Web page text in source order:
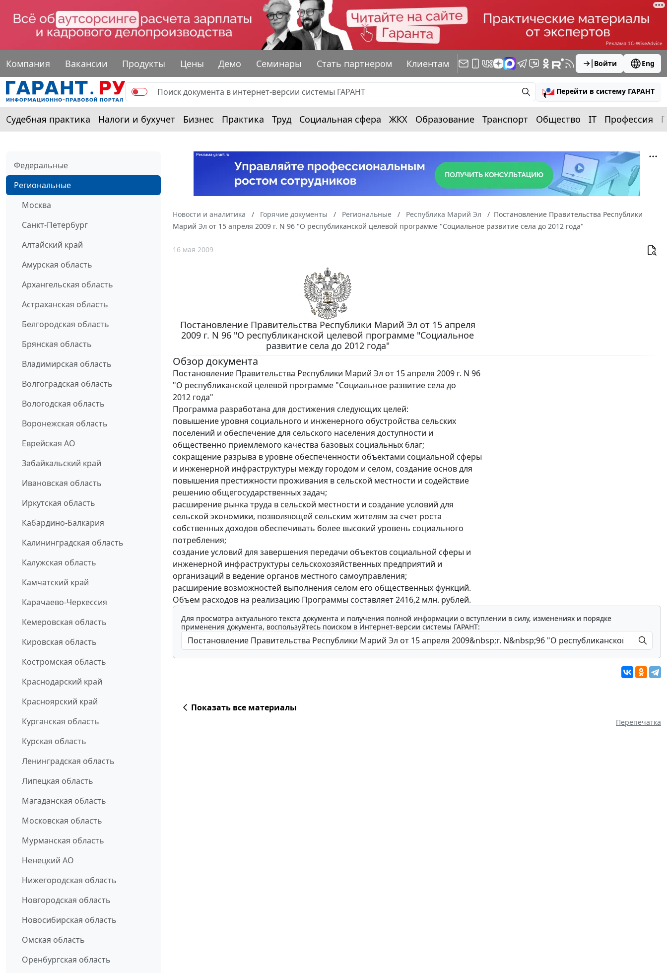
Компания Вакансии Продукты Цены Демо Семинары Стать партнером Клиентам Войти Eng
Перейти в систему ГАРАНТ
Судебная практика Налоги и бухучет Бизнес Практика Труд Социальная сфера ЖКХ Образование Транспорт Общество IT Профессия
Федеральные
Региональные
Москва
Санкт-Петербург
Алтайский край
Амурская область
Архангельская область
Астраханская область
Белгородская область
Брянская область
Владимирская область
Волгоградская область
Вологодская область
Воронежская область
Еврейская АО
Забайкальский край
Ивановская область
Иркутская область
Кабардино-Балкария
Калининградская область
Калужская область
Камчатский край
Карачаево-Черкессия
Кемеровская область
Кировская область
Костромская область
Краснодарский край
Красноярский край
Курганская область
Курская область
Ленинградская область
Липецкая область
Магаданская область
Московская область
Мурманская область
Ненецкий АО
Нижегородская область
Новгородская область
Новосибирская область
Омская область
Оренбургская область
Новости и аналитика Горячие документы Региональные Республика Марий Эл
Постановление Правительства Республики
Марий Эл от 15 апреля 2009 г. N 96 "О республиканской целевой программе "Социальное развитие села до 2012 года"
16 мая 2009
Постановление Правительства Республики Марий Эл от 15 апреля
2009 г. N 96 "О республиканской целевой программе "Социальное
развитие села до 2012 года"
Обзор документа
Постановление Правительства Республики Марий Эл от 15 апреля 2009 г. N 96
"О республиканской целевой программе "Социальное развитие села до
2012 года"
Программа разработана для достижения следующих целей:
повышение уровня социального и инженерного обустройства сельских
поселений и обеспечение для сельского населения доступности и
общественно приемлемого качества базовых социальных благ;
сокращение разрыва в уровне обеспеченности объектами социальной сферы
и инженерной инфраструктуры между городом и селом, создание основ для
повышения престижности проживания в сельской местности и содействие
решению общегосударственных задач;
расширение рынка труда в сельской местности и создание условий для
сельской экономики, позволяющей сельским жителям за счет роста
собственных доходов обеспечивать более высокий уровень социального
потребления;
создание условий для завершения передачи объектов социальной сферы и
инженерной инфраструктуры сельскохозяйственных предприятий и
организаций в ведение органов местного самоуправления;
расширение возможностей выполнения селом его общественных функций.
Объем расходов на реализацию Программы составляет 2416,2 млн. рублей.
Для просмотра актуального текста документа и получения полной информации о вступлении в силу, изменениях и порядке
применения документа, воспользуйтесь поиском в Интернет-версии системы ГАРАНТ:
Показать все материалы
Перепечатка